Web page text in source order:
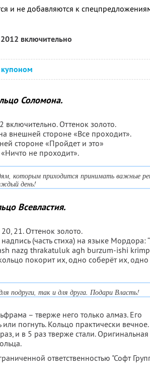
и не добавляются к
включительно
купоном
Соломона.
включительно. Оттенок золото.
внешней стороне «Все проходит».
стороне «Пройдет и это»
не проходит».
которым приходится принимать важные
день!
Всевластия.
21. Оттенок золото.
(часть стиха) на языке Мордора:
nazg thrakatuluk agh burzum-ishi
покорит их, одно соберёт их,
подруги, так и для друга. Подари Власть!
– тверже него только алмаз. Его
погнуть. Кольцо практически
и в 5 раз тверже стали.
ответственностью "Софт